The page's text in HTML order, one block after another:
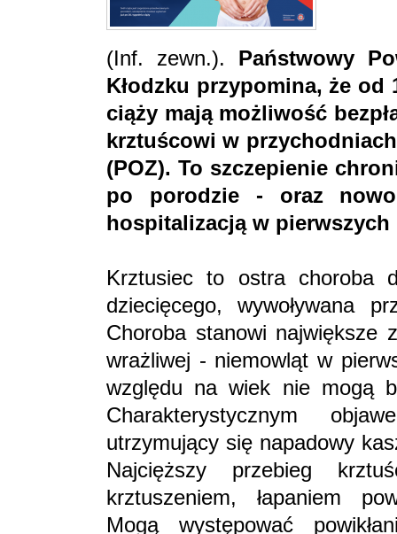
(Inf. zewn.). Państwowy
Kłodzku przypomina, że od
ciąży mają możliwość
krztuścowi w
(POZ). To szczepienie
po porodzie - oraz
hospitalizacją w pierwszych
Krztusiec to ostra choroba
dziecięcego, wywoływana
Choroba stanowi największe
wrażliwej - niemowląt w
względu na wiek nie mogą
Charakterystycznym
utrzymujący się napadowy
Najcięższy przebieg
krztuszeniem, łapaniem
Mogą występować